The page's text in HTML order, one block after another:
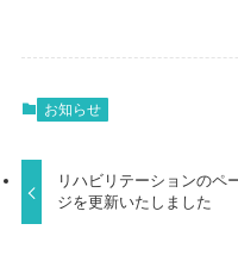
お知らせ
リハビリテーションのペ
ジを更新いたしました